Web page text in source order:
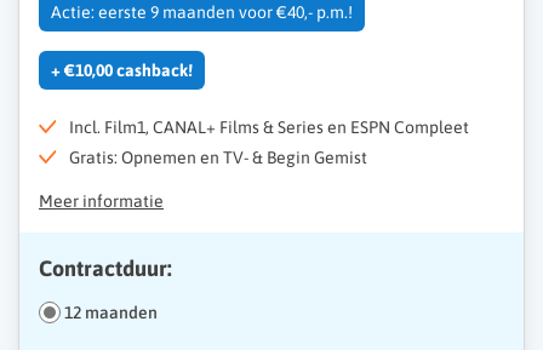
Actie: eerste 9 maanden voor €40,- p.m.!
+ €10,00 cashback!
Incl. Film1, CANAL+ Films & Series en ESPN Compleet
Gratis: Opnemen en TV- & Begin Gemist
Meer informatie
Contractduur:
12 maanden